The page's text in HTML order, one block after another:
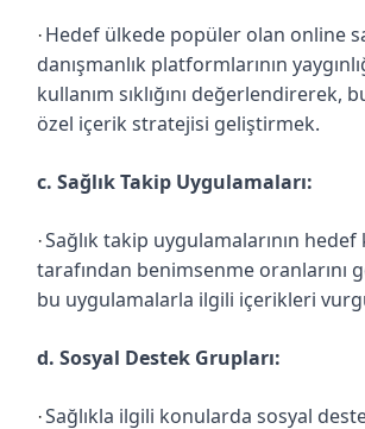
· Hedef ülkede popüler olan online
danışmanlık platformlarının
kullanım sıklığını değerlendirerek,
özel içerik stratejisi geliştirmek.
c. Sağlık Takip Uygulamaları:
·Sağlık takip uygulamalarının hedef
tarafından benimsenme oranlarını
bu uygulamalarla ilgili içerikleri
d. Sosyal Destek Grupları:
·Sağlıkla ilgili konularda sosyal